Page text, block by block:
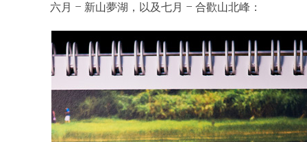
六月 – 新山夢湖，以及七月 – 合歡山北峰：